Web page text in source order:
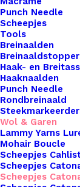
Punch Needle
Scheepjes
Tools
Breinaalden
Haak- en
Haaknaalden
Punch Needle
Rondbreinaald
Wol & Garen
Lammy Yarns
Mohair Boucle
Scheepjes
Scheepjes
Scheepjes
Categorie
Naalddikte
Kleur
Binnen 1-
Veilig
Unieke